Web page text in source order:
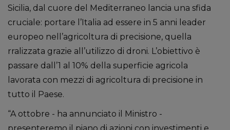
Sicilia, dal cuore del Mediterraneo lancia una sfida
cruciale: portare l’Italia ad essere in 5 anni leader
europeo nell’agricoltura di precisione, quella
rralizzata grazie all’utilizzo di droni. L’obiettivo è
passare dall’1 al 10% della superficie agricola
lavorata con mezzi di agricoltura di precisione in
tutto il Paese.
“A ottobre ­- ha annunciato il Ministro ­-